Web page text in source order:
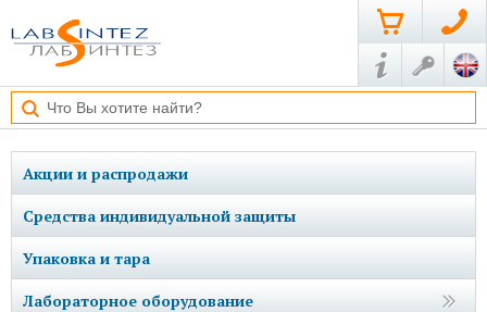
Акции и распродажи
Средства индивидуальной защиты
Упаковка и тара
Лабораторное оборудование